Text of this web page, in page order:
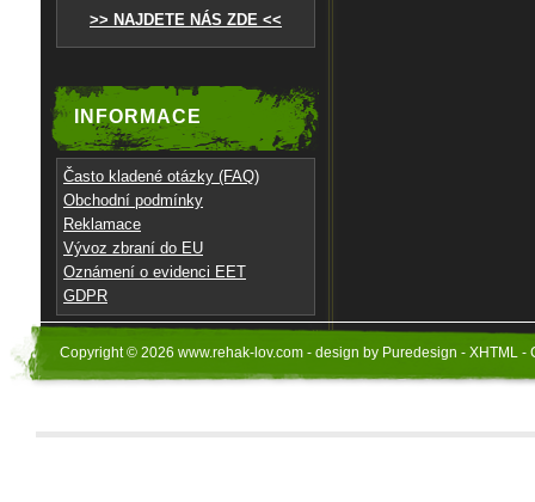
>> NAJDETE NÁS ZDE <<
INFORMACE
Často kladené otázky (FAQ)
Obchodní podmínky
Reklamace
Vývoz zbraní do EU
Oznámení o evidenci EET
GDPR
Copyright © 2026 www.rehak-lov.com - design by Puredesign - XHTML -